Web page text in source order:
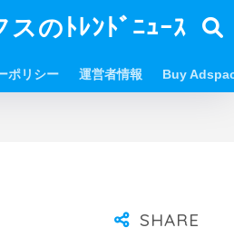
スのﾄﾚﾝﾄﾞﾆｭｰｽ
ポリシー 運営者情報 Buy